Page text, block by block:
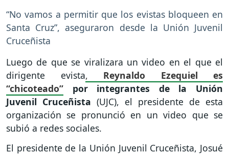
“No vamos a permitir que los evistas bloqueen en
Santa Cruz”, aseguraron desde la Unión Juvenil
Cruceñista
Luego de que se viralizara un video en el que el
dirigente evista, Reynaldo Ezequiel es
“chicoteado” por integrantes de la Unión
Juvenil Cruceñista (UJC), el presidente de esta
organización se pronunció en un video que se
subió a redes sociales.
El presidente de la Unión Juvenil Cruceñista, Josué